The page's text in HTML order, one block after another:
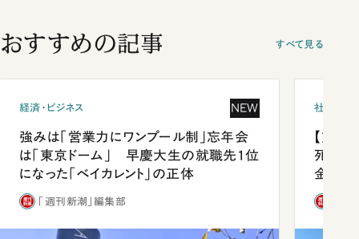
おすすめの記事 すべて見る
経済・ビジネス NEW
強みは「営業力にワンプール制」忘年会
は「東京ドーム」 早慶大生の就職先1位
になった「ベイカレント」の正体
「週刊新潮」編集部
社会
【熊本
死を分
金」